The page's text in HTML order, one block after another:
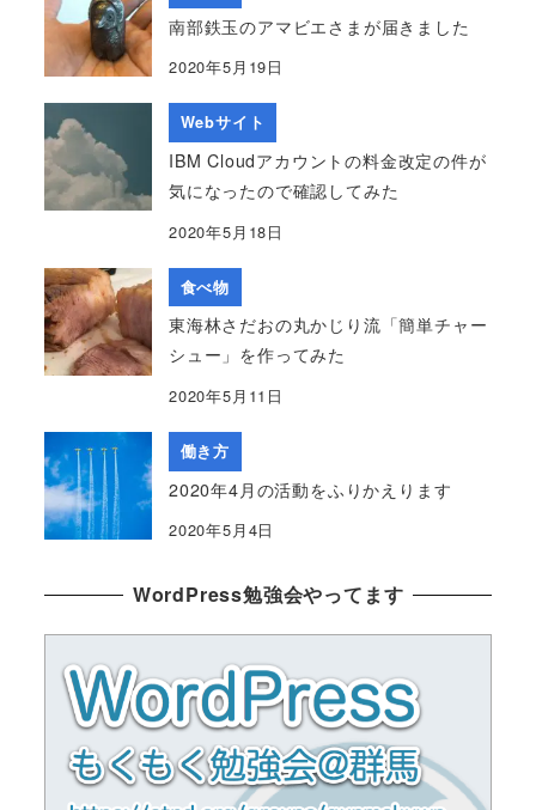
南部鉄玉のアマビエさまが届きました
2020年5月19日
Webサイト
IBM Cloudアカウントの料金改定の件が
気になったので確認してみた
2020年5月18日
食べ物
東海林さだおの丸かじり流「簡単チャー
シュー」を作ってみた
2020年5月11日
働き方
2020年4月の活動をふりかえります
2020年5月4日
WordPress勉強会やってます